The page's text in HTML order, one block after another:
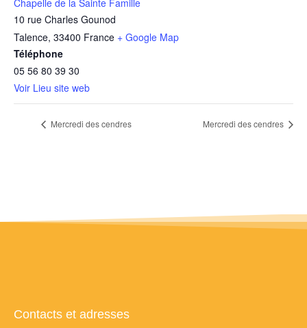
10 rue Charles Gounod
Talence, 33400 France + Google Map
Téléphone
05 56 80 39 30
Voir Lieu site web
Mercredi des cendres Mercredi des cendres
Contacts et adresses